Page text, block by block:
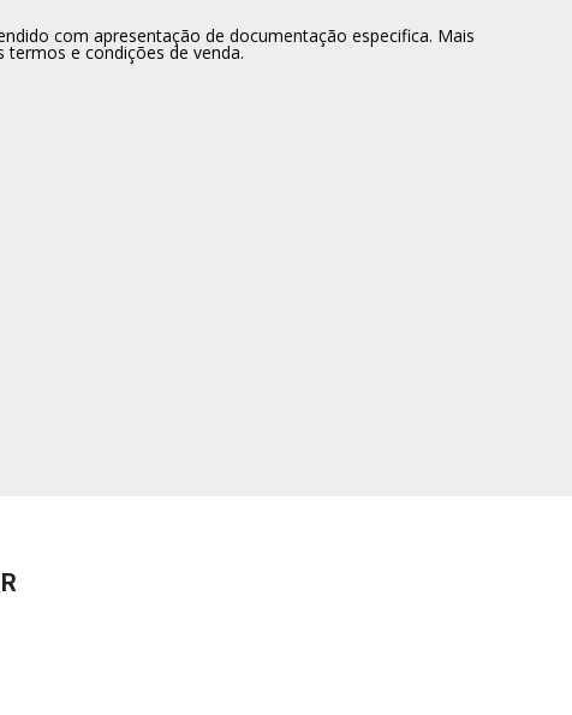
com apresentação de documentação especifica. Mais
e condições de venda.